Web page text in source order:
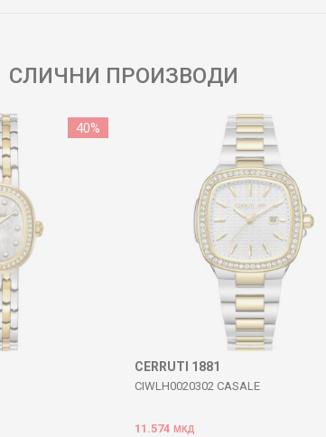
СЛИЧНИ ПРОИЗВОДИ
40%
CERRUTI 1881
CIWLH0020302 CASALE
11.574 МКД